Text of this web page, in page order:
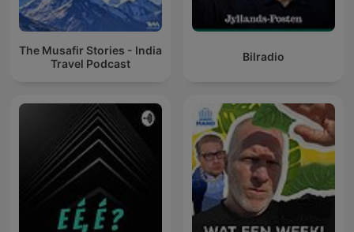
The Musafir Stories - India
Travel Podcast
Bilradio